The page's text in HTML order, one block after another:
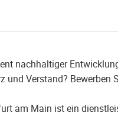
nachhaltiger
und Verstand?
am Main ist ein